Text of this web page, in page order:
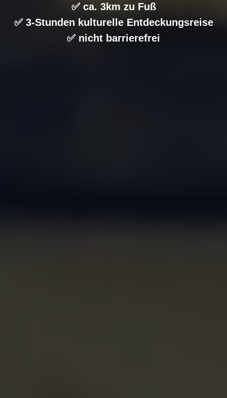
✅ ca. 3km zu Fuß
✅ 3-Stunden kulturelle Entdeckungsreise
✅ nicht barrierefrei